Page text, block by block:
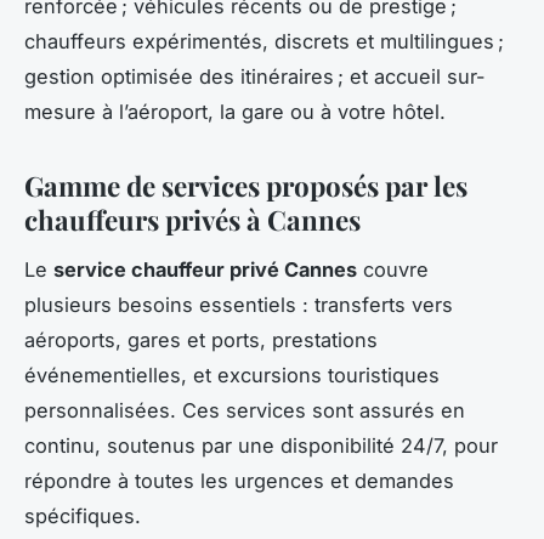
renforcée ; véhicules récents ou de prestige ;
chauffeurs expérimentés, discrets et multilingues ;
gestion optimisée des itinéraires ; et accueil sur-
mesure à l’aéroport, la gare ou à votre hôtel.
Gamme de services proposés par les
chauffeurs privés à Cannes
Le service chauffeur privé Cannes couvre
plusieurs besoins essentiels : transferts vers
aéroports, gares et ports, prestations
événementielles, et excursions touristiques
personnalisées. Ces services sont assurés en
continu, soutenus par une disponibilité 24/7, pour
répondre à toutes les urgences et demandes
spécifiques.